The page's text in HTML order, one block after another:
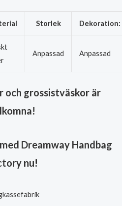
Storlek Dekoration:
Anpassad Anpassad
och grossistväskor är
Dreamway Handbag
nu!